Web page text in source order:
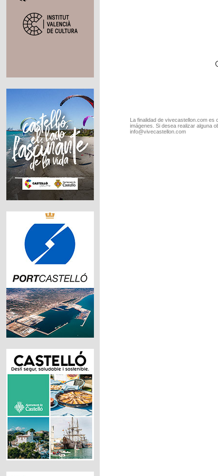
La finalidad de vivecastellon.com
imágenes. Si desea realizar alguna
info@vivecastellon.com